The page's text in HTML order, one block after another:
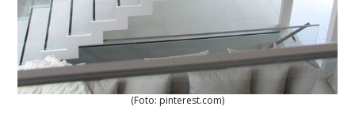
(Foto: pinterest.com)